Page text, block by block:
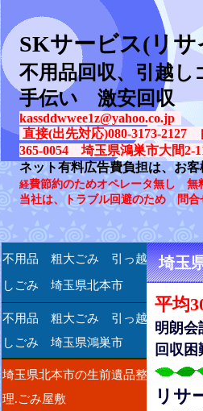
SKサービス(リ
不用品回収、引越し
手伝い 激安回収
kassddwwee1z@yahoo.co.jp
直接(出先対応)080-3173-2127
365-0054 埼玉県鴻巣市大間2-
ネット有料広告費負担は、お
経費節約のためオペレータ無し 無
当社は、トラブル回避のため 問合
埼玉
平均
明朗
回収
リサ
不用品 粗大ごみ 引っ越
しごみ 埼玉県北本市
不用品 粗大ごみ 引っ越
しごみ 埼玉県鴻巣市
埼玉県北本市の生前遺品整
理.ごみ屋敷